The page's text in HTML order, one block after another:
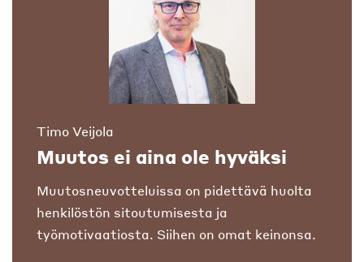
Timo Veijola
Muutos ei aina ole hyväksi
Muutosneuvotteluissa on pidettävä huolta
henkilöstön sitoutumisesta ja
työmotivaatiosta. Siihen on omat keinonsa.